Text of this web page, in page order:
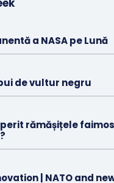
a NASA pe Lună
de vultur negru
rămășițele
| NATO and